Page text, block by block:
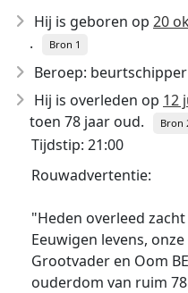
Hij is geboren op 20
.
Bron 1
Beroep:
Hij is overleden op 12
toen 78 jaar oud.
Bron
Tijdstip: 21:00
Rouwadvertentie:
"Heden overleed
Eeuwigen levens,
Grootvader en Oom
ouderdom van ruim